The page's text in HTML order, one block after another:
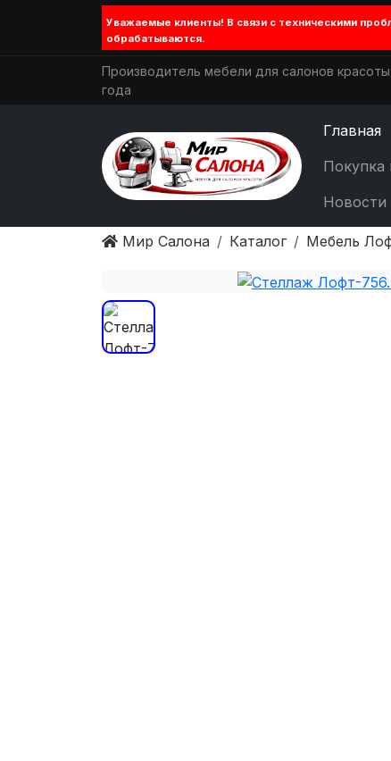
Уважаемые клиенты! В связи с техническими
обрабатываются.
Производитель мебели для салонов красоты
года
Главная
Покупка
Новости
Мир Салона Каталог Мебель